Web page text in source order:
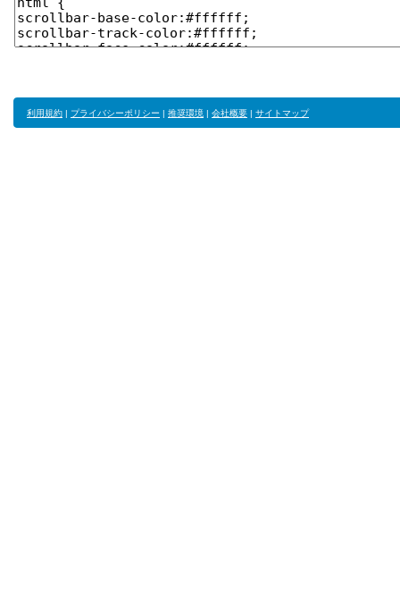
利用規約 | プライバシーポリシー | 推奨環境 | 会社概要 | サイトマップ